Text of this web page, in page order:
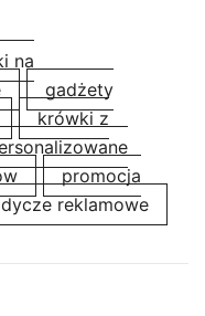
na
gadżety
krówki z
promocja
reklamowe